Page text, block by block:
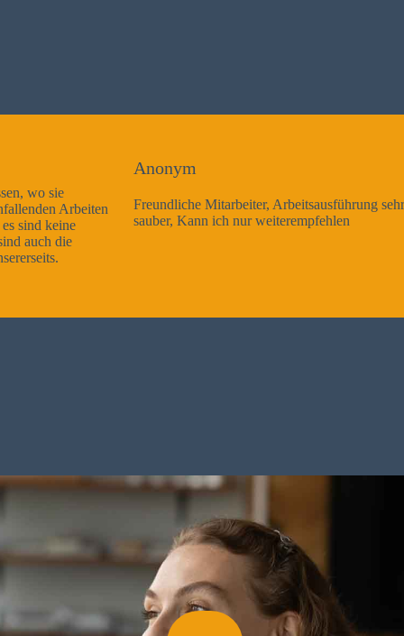
Freundliche Mitarbeiter, Arbeitsausführung sehr gut und sehr
sauber, Kann ich nur weiterempfehlen